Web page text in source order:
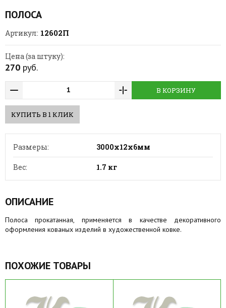
ПОЛОСА
Артикул: 12602П
Цена (за штуку):
270 руб.
КУПИТЬ В 1 КЛИК
В КОРЗИНУ
Размеры: 3000х12х6мм
Вес: 1.7 кг
ОПИСАНИЕ
Полоса прокатанная, применяется в качестве декоративного
оформления кованых изделий в художественной ковке.
ПОХОЖИЕ ТОВАРЫ